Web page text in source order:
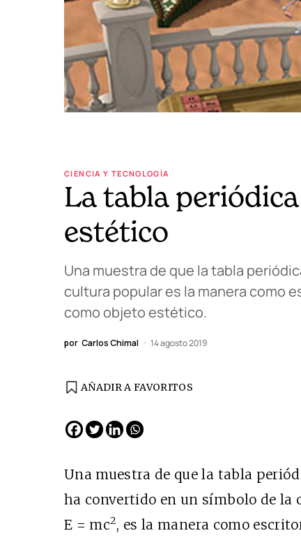
CIENCIA Y TECNOLOGÍA
La tabla
estético
Una muestra de que la tabla
cultura popular es la manera como
como objeto estético.
por Carlos Chimal 14 agosto 2019
AÑADIR A FAVORITOS
Una muestra de que la tabla
ha convertido en un símbolo de la
E = mc2, es la manera como